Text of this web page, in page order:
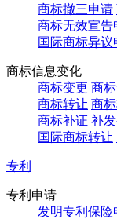
商标撤三申请
商标无效宣告
国际商标异议
商标信息变化
商标变更 商
商标转让 商
商标补证 补
国际商标转让
专利
专利申请
发明专利保险